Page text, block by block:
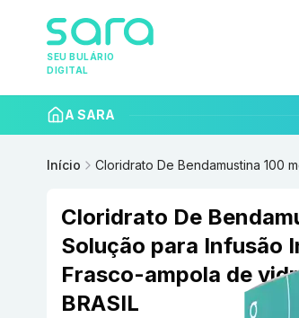
SEU BULÁRIO
DIGITAL
A SARA
Início Cloridrato De Bendamustina 100
Cloridrato De
Solução para Infusão
Frasco-ampola de
BRASIL